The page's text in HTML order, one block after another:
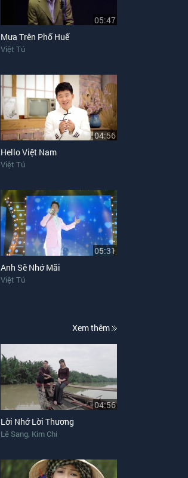
05:47
Mưa Trên Phố Huế
Việt Tú
04:56
Hello Việt Nam
Việt Tú
05:31
Anh Sẽ Nhớ Mãi
Việt Tú
Xem thêm
,Hữu Bình
04:56
Lời Nhớ Lời Thương
Lê Sang, Kim Chi